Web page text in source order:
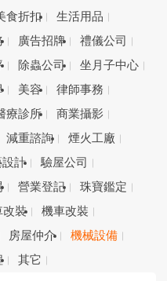
食折扣
生活用品
廣告招牌
禮儀公司
除蟲公司
坐月子中心
美容
律師事務
療診所
商業攝影
減重諮詢
煙火工廠
設計
驗屋公司
營業登記
珠寶鑑定
改裝
機車改裝
房屋仲介
機械設備
其它